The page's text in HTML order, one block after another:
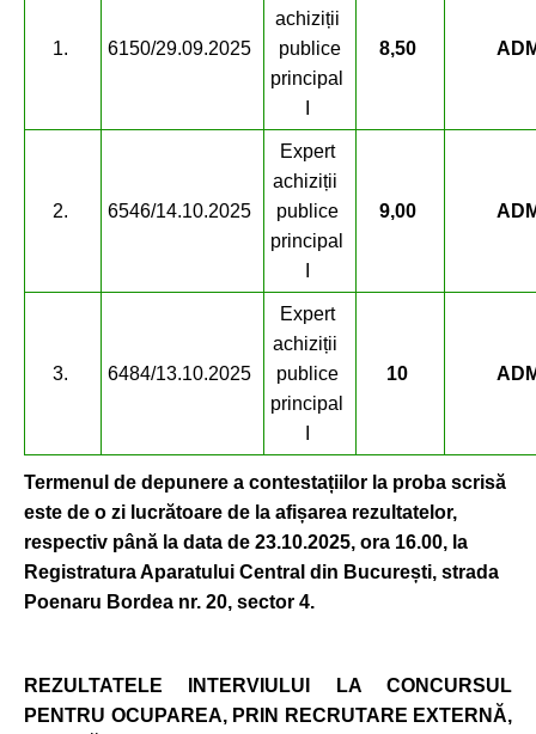
1. 6150/29.09.2025
achiziții
publice
principal
8,50
2. 6546/14.10.2025
Expert
achiziții
publice
principal
9,00
3. 6484/13.10.2025
Expert
achiziții
publice
principal
10
Termenul de depunere a contestațiilor la proba scrisă
este de o zi lucrătoare de la afișarea rezultatelor,
respectiv până la data de 23.10.2025, ora 16.00, la
Registratura Aparatului Central din București, strada
Poenaru Bordea nr. 20, sector 4.
REZULTATELE INTERVIULUI
LA CONCURSUL
PENTRU OCUPAREA, PRIN RECRUTARE EXTERNĂ,